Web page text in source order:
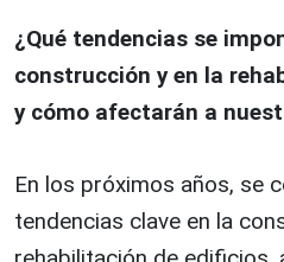
¿Qué tendencias se
construcción y en la
y cómo afectarán a
En los próximos años, se
tendencias clave en la